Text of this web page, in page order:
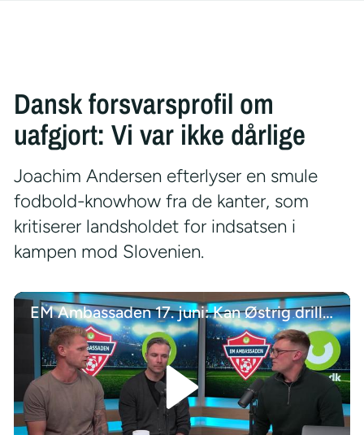
Dansk forsvarsprofil om
uafgjort: Vi var ikke dårlige
Joachim Andersen efterlyser en smule
fodbold-knowhow fra de kanter, som
kritiserer landsholdet for indsatsen i
kampen mod Slovenien.
EM Ambassaden 17. juni: Kan Østrig drille Frankrig